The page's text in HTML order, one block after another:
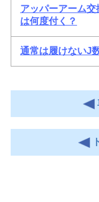
アッパーアーム
は何度付く？
通常は履けないJ